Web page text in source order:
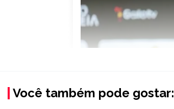
Você também pode gostar: